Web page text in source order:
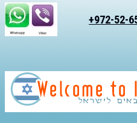
+972-52-